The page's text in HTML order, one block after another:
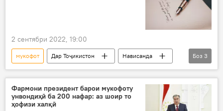
2 сентябри 2022, 19:00
мукофот Дар Тоҷикистон
Нависанда
сарфароз
Раисҷумҳур тақдим
Боз 3
Фармони президент барои мукофоту
унвондиҳӣ ба 200 нафар: аз шоир то
ҳофизи халқӣ